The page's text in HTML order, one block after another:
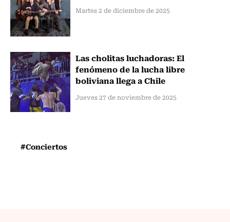
Martes 2 de diciembre de 2025
Las cholitas luchadoras: El
fenómeno de la lucha libre
boliviana llega a Chile
Jueves 27 de noviembre de 2025
#Conciertos